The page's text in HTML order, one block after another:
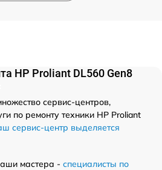
HP Proliant DL560 Gen8
сервис-центров,
по ремонту техники HP Proliant
сервис-центр выделяется
мастера - специалисты по